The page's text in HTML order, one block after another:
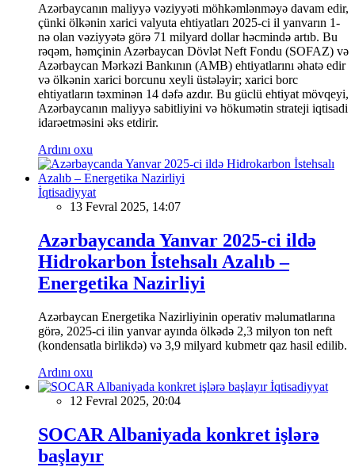
Azərbaycanın maliyyə vəziyyəti möhkəmlənməyə davam edir,
çünki ölkənin xarici valyuta ehtiyatları 2025-ci il yanvarın 1-
nə olan vəziyyətə görə 71 milyard dollar həcmində artıb. Bu
rəqəm, həmçinin Azərbaycan Dövlət Neft Fondu (SOFAZ) və
Azərbaycan Mərkəzi Bankının (AMB) ehtiyatlarını əhatə edir
və ölkənin xarici borcunu xeyli üstələyir; xarici borc
ehtiyatların təxminən 14 dəfə azdır. Bu güclü ehtiyat mövqeyi,
Azərbaycanın maliyyə sabitliyini və hökumətin strateji iqtisadi
idarəetməsini əks etdirir.
Ardını oxu
İqtisadiyyat
13 Fevral 2025, 14:07
Azərbaycanda Yanvar 2025-ci ildə
Hidrokarbon İstehsalı Azalıb –
Energetika Nazirliyi
Azərbaycan Energetika Nazirliyinin operativ məlumatlarına
görə, 2025-ci ilin yanvar ayında ölkədə 2,3 milyon ton neft
(kondensatla birlikdə) və 3,9 milyard kubmetr qaz hasil edilib.
Ardını oxu
İqtisadiyyat
12 Fevral 2025, 20:04
SOCAR Albaniyada konkret işlərə
başlayır